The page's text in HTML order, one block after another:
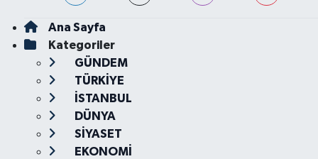
Ana Sayfa
Kategoriler
GÜNDEM
TÜRKİYE
İSTANBUL
DÜNYA
SİYASET
EKONOMİ